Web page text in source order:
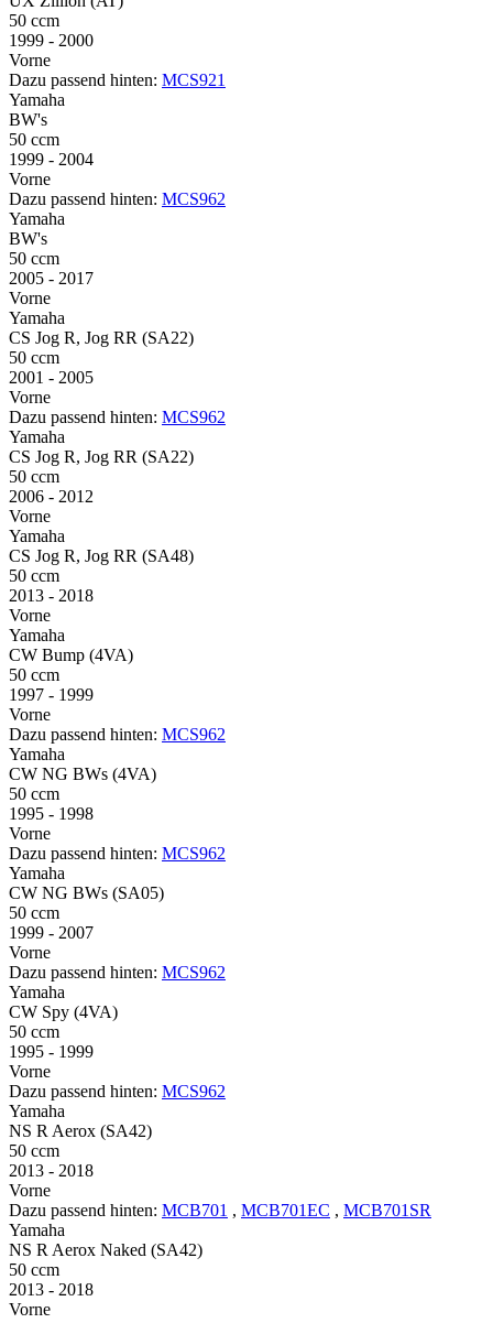
50 ccm
1999 - 2000
Vorne
Dazu passend hinten: MCS921
Yamaha
BW's
50 ccm
1999 - 2004
Vorne
Dazu passend hinten: MCS962
Yamaha
BW's
50 ccm
2005 - 2017
Vorne
Yamaha
CS Jog R, Jog RR (SA22)
50 ccm
2001 - 2005
Vorne
Dazu passend hinten: MCS962
Yamaha
CS Jog R, Jog RR (SA22)
50 ccm
2006 - 2012
Vorne
Yamaha
CS Jog R, Jog RR (SA48)
50 ccm
2013 - 2018
Vorne
Yamaha
CW Bump (4VA)
50 ccm
1997 - 1999
Vorne
Dazu passend hinten: MCS962
Yamaha
CW NG BWs (4VA)
50 ccm
1995 - 1998
Vorne
Dazu passend hinten: MCS962
Yamaha
CW NG BWs (SA05)
50 ccm
1999 - 2007
Vorne
Dazu passend hinten: MCS962
Yamaha
CW Spy (4VA)
50 ccm
1995 - 1999
Vorne
Dazu passend hinten: MCS962
Yamaha
NS R Aerox (SA42)
50 ccm
2013 - 2018
Vorne
Dazu passend hinten: MCB701 , MCB701EC , MCB701SR
Yamaha
NS R Aerox Naked (SA42)
50 ccm
2013 - 2018
Vorne